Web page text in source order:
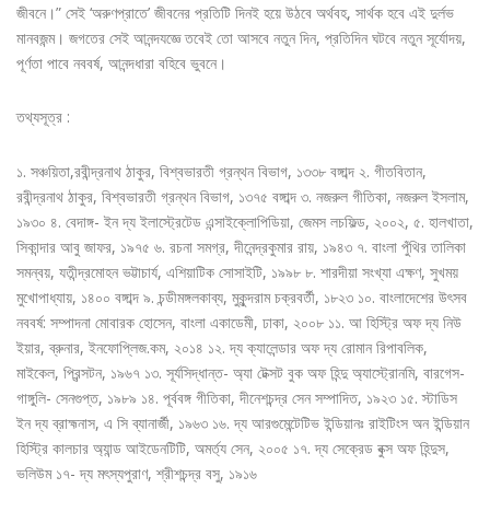
জীবনে।” সেই ‘অরুণপ্রাতে’ জীবনের প্রতিটি দিনই হয়ে উঠবে অর্থবহ, সার্থক হবে এই দুর্লভ
মানবজন্ম। জগতের সেই আনন্দযজ্ঞে তবেই তো আসবে নতুন দিন, প্রতিদিন ঘটবে নতুন সূর্যোদয়,
পূর্ণতা পাবে নববর্ষ, আনন্দধারা বহিবে ভুবনে।
তথ্যসূত্র :
১. সঞ্চয়িতা,রবীন্দ্রনাথ ঠাকুর, বিশ্বভারতী গ্রন্থন বিভাগ, ১৩৩৮ বঙ্গাব্দ ২. গীতবিতান,
রবীন্দ্রনাথ ঠাকুর, বিশ্বভারতী গ্রন্থন বিভাগ, ১৩৭৫ বঙ্গাব্দ ৩. নজরুল গীতিকা, নজরুল ইসলাম,
১৯৩০ ৪. বেদাঙ্গ- ইন দ্য ইলাস্ট্রেটেড এন্সাইক্লোপিডিয়া, জেমস লচফিল্ড, ২০০২, ৫. হালখাতা,
সিকান্দার আবু জাফর, ১৯৭৫ ৬. রচনা সমগ্র, দীনেন্দ্রকুমার রায়, ১৯৪৩ ৭. বাংলা পুঁথির তালিকা
সমন্বয়, যতীন্দ্রমোহন ভট্টাচার্য, এশিয়াটিক সোসাইটি, ১৯৯৮ ৮. শারদীয়া সংখ্যা এক্ষণ, সুখময়
মুখোপাধ্যায়, ১৪০০ বঙ্গাব্দ ৯. চন্ডীমঙ্গলকাব্য, মুকুন্দরাম চক্রবর্তী, ১৮২৩ ১০. বাংলাদেশের উৎসব
নববর্ষ: সম্পাদনা মোবারক হোসেন, বাংলা একাডেমী, ঢাকা, ২০০৮ ১১. আ হিস্ট্রি অফ দ্য নিউ
ইয়ার, ব্রুনার, ইনফোপ্লিজ.কম, ২০১৪ ১২. দ্য ক্যালেন্ডার অফ দ্য রোমান রিপাবলিক,
মাইকেল, প্রিন্সটন, ১৯৬৭ ১৩. সূর্যসিদ্ধান্ত- অ্যা টেক্সট বুক অফ হিন্দু অ্যাস্ট্রোনমি, বারগেস-
গাঙ্গুলি- সেনগুপ্ত, ১৯৮৯ ১৪. পূর্ববঙ্গ গীতিকা, দীনেশচন্দ্র সেন সম্পাদিত, ১৯২৩ ১৫. স্টাডিস
ইন দ্য ব্রাহ্মনাস, এ সি ব্যানার্জী, ১৯৬৩ ১৬. দ্য আরগুমেন্টেটিভ ইন্ডিয়ানঃ রাইটিংস অন ইন্ডিয়ান
হিস্ট্রি কালচার অ্যান্ড আইডেনটিটি, অমর্ত্য সেন, ২০০৫ ১৭. দ্য সেক্রেড বুক্স অফ হিন্দুস,
ভলিউম ১৭- দ্য মৎস্যপুরাণ, শ্রীশচন্দ্র বসু, ১৯১৬